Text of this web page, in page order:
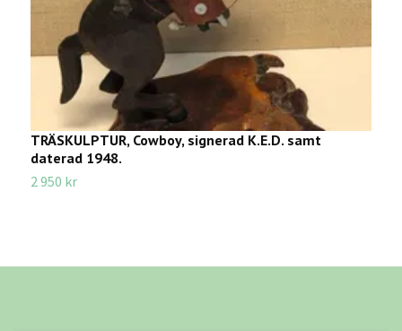
TRÄSKULPTUR, Cowboy, signerad K.E.D. samt
daterad 1948.
2 950 kr